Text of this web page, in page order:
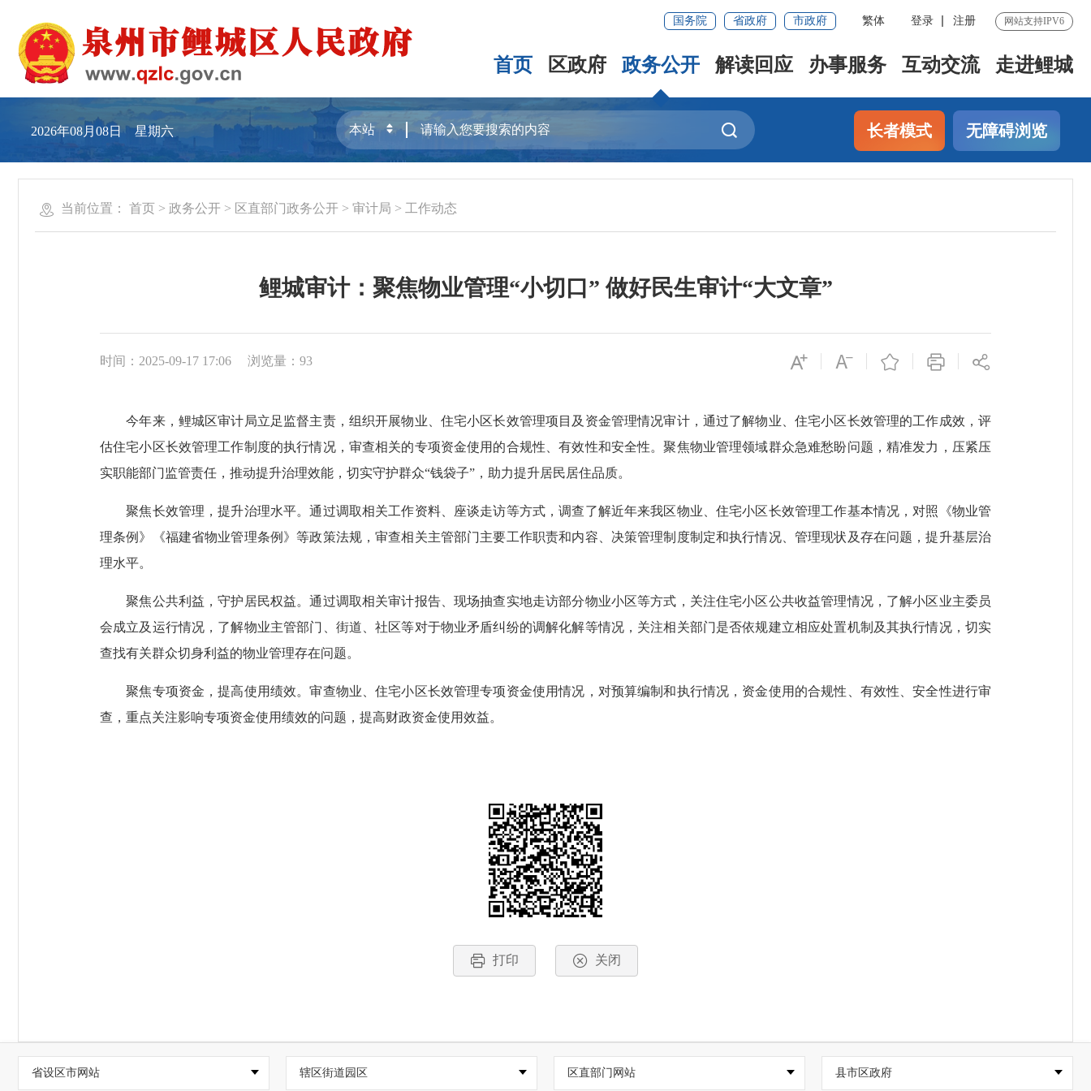
国务院 省政府 市政府 繁体 登录 注册 网站支持IPV6
首页 区政府 政务公开 解读回应 办事服务 互动交流 走进鲤城
2026年08月08日 星期六 长者模式 无障碍浏览
当前位置： 首页 > 政务公开 > 区直部门政务公开 > 审计局 > 工作动态
鲤城审计：聚焦物业管理“小切口” 做好民生审计“大文章”
时间：2025-09-17 17:06 浏览量： 93
今年来，鲤城区审计局立足监督主责，组织开展物业、住宅小区长效管理项目及资金管理情况审计，通过了解物业、住宅小区长效管理的工作成效，评
估住宅小区长效管理工作制度的执行情况，审查相关的专项资金使用的合规性、有效性和安全性。聚焦物业管理领域群众急难愁盼问题，精准发力，压紧压
实职能部门监管责任，推动提升治理效能，切实守护群众“钱袋子”，助力提升居民居住品质。
聚焦长效管理，提升治理水平。通过调取相关工作资料、座谈走访等方式，调查了解近年来我区物业、住宅小区长效管理工作基本情况，对照《物业管
理条例》《福建省物业管理条例》等政策法规，审查相关主管部门主要工作职责和内容、决策管理制度制定和执行情况、管理现状及存在问题，提升基层治
理水平。
聚焦公共利益，守护居民权益。通过调取相关审计报告、现场抽查实地走访部分物业小区等方式，关注住宅小区公共收益管理情况，了解小区业主委员
会成立及运行情况，了解物业主管部门、街道、社区等对于物业矛盾纠纷的调解化解等情况，关注相关部门是否依规建立相应处置机制及其执行情况，切实
查找有关群众切身利益的物业管理存在问题。
聚焦专项资金，提高使用绩效。审查物业、住宅小区长效管理专项资金使用情况，对预算编制和执行情况，资金使用的合规性、有效性、安全性进行审
查，重点关注影响专项资金使用绩效的问题，提高财政资金使用效益。
打印 关闭
省设区市网站 辖区街道园区 区直部门网站 县市区政府